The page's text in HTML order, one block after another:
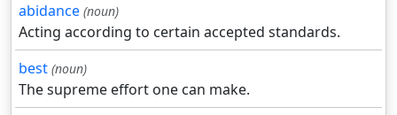
abidance (noun)
Acting according to certain accepted standards.
best (noun)
The supreme effort one can make.